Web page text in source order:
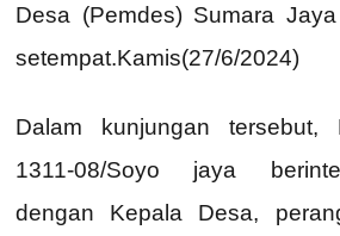
Desa (Pemdes) Sumara
setempat.Kamis(27/6/2024)
Dalam kunjungan tersebut,
1311-08/Soyo jaya
dengan Kepala Desa,